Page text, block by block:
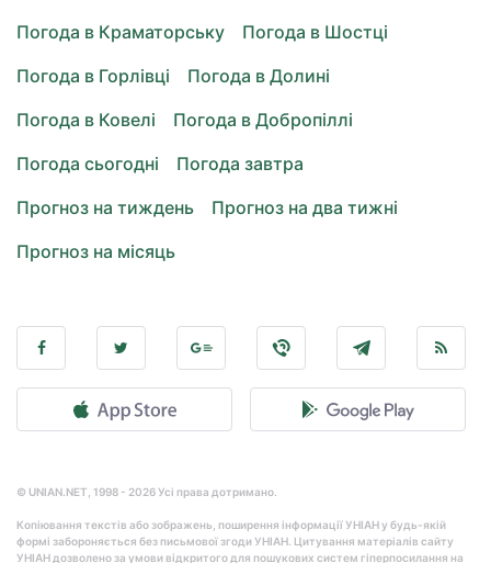
Погода в Краматорську
Погода в Шостці
Погода в Горлівці
Погода в Долині
Погода в Ковелі
Погода в Добропіллі
Погода сьогодні
Погода завтра
Прогноз на тиждень
Прогноз на два тижні
Прогноз на місяць
© UNIAN.NET, 1998 - 2026 Усі права дотримано.
Копіювання текстів або зображень, поширення інформації УНІАН у будь-якій
формі забороняється без письмової згоди УНІАН. Цитування матеріалів сайту
УНІАН дозволено за умови відкритого для пошукових систем гіперпосилання на